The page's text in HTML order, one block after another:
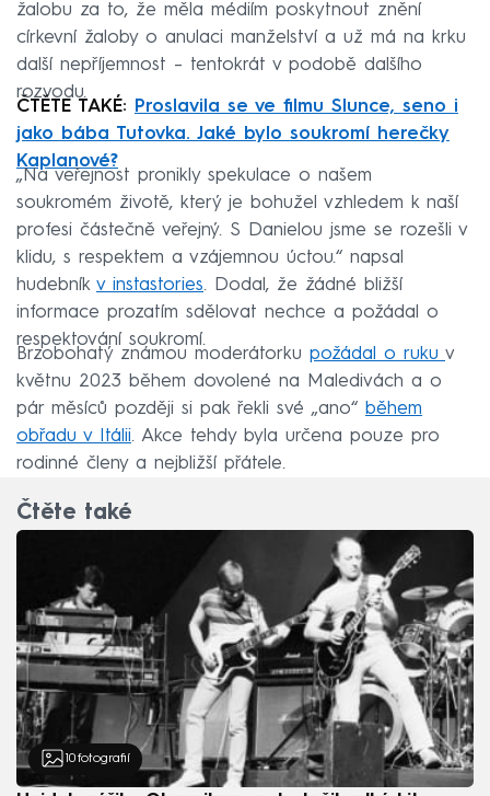
žalobu za to, že měla médiím poskytnout znění
církevní žaloby o anulaci manželství a už má na krku
další nepříjemnost – tentokrát v podobě dalšího
rozvodu.
ČTĚTE TAKÉ:
Proslavila se ve filmu Slunce, seno i
jako bába Tutovka. Jaké bylo soukromí herečky
Kaplanové?
„Na veřejnost pronikly spekulace o našem
soukromém životě, který je bohužel vzhledem k naší
profesi částečně veřejný. S Danielou jsme se rozešli v
klidu, s respektem a vzájemnou úctou.“ napsal
hudebník v instastories. Dodal, že žádné bližší
informace prozatím sdělovat nechce a požádal o
respektování soukromí.
Brzobohatý známou moderátorku požádal o ruku v
květnu 2023 během dovolené na Maledivách a o
pár měsíců později si pak řekli své „ano“ během
obřadu v Itálii. Akce tehdy byla určena pouze pro
rodinné členy a nejbližší přátele.
Čtěte také
10 fotografií